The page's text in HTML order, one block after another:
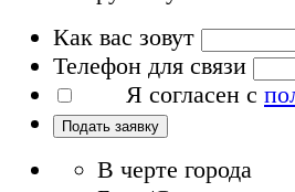
Как вас зовут
Телефон для связи
Я согласен с
Подать заявку
В черте города